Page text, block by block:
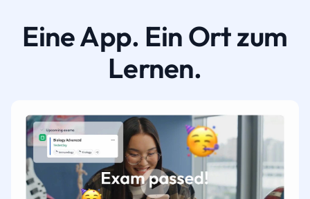
Eine App. Ein Ort zum
Lernen.